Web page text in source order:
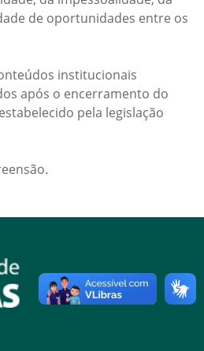
de oportunidades entre os
institucionais
após o encerramento do
pela legislação